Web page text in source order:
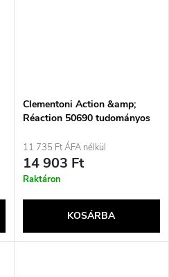
Clementoni Action &amp;
Réaction 50690 tudományos
11 735 Ft ÁFA nélkül
14 903 Ft
Raktáron
KOSÁRBA